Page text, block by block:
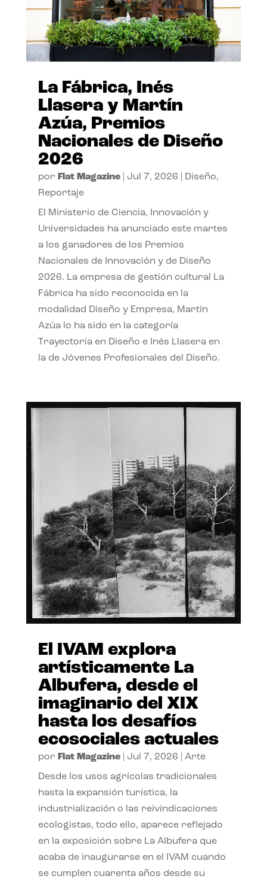
La Fábrica, Inés
Llasera y Martín
Azúa, Premios
Nacionales de Diseño
2026
por Flat Magazine| Jul 7, 2026 Diseño,
Reportaje
El Ministerio de Ciencia, Innovación y
Universidades ha anunciado este martes
a los ganadores de los Premios
Nacionales de Innovación y de Diseño
2026. La empresa de gestión cultural La
Fábrica ha sido reconocida en la
modalidad Diseño y Empresa, Martín
Azúa lo ha sido en la categoría
Trayectoria en Diseño e Inés Llasera en
la de Jóvenes Profesionales del Diseño.
El IVAM explora
artísticamente La
Albufera, desde el
imaginario del XIX
hasta los desafíos
ecosociales actuales
por Flat Magazine| Jul 7, 2026 Arte
Desde los usos agrícolas tradicionales
hasta la expansión turística, la
industrialización o las reivindicaciones
ecologistas, todo ello, aparece reflejado
en la exposición sobre La Albufera que
acaba de inaugurarse en el IVAM cuando
se cumplen cuarenta años desde su